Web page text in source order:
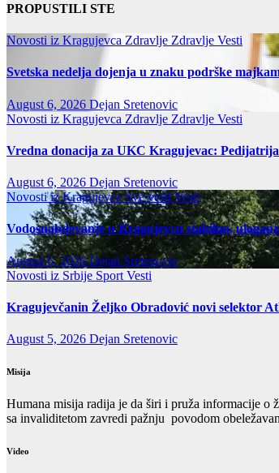
PROPUSTILI STE
Novosti iz Kragujevca Zdravlje Zdravlje Vesti
Svetska nedelja dojenja u znaku podrške
August 6, 2026 Dejan Sretenovic
Novosti iz Kragujevca Zdravlje Zdravlje Vesti
Vredna donacija za UKC Kragujevac:
August 6, 2026 Dejan Sretenovic
Novosti iz KragujevcaSve vestiVesti
Vodosnabdevanje u Kragujevcu stabilno,
August 6, 2026Dejan Sretenovic
Novosti iz Srbije Sport Vesti
Kragujevčanin Željko Obradović novi selektor
August 5, 2026 Dejan Sretenovic
Misija
Humana misija radija je da širi i pruža informacije o
sa invaliditetom zavredi pažnju povodom
Video